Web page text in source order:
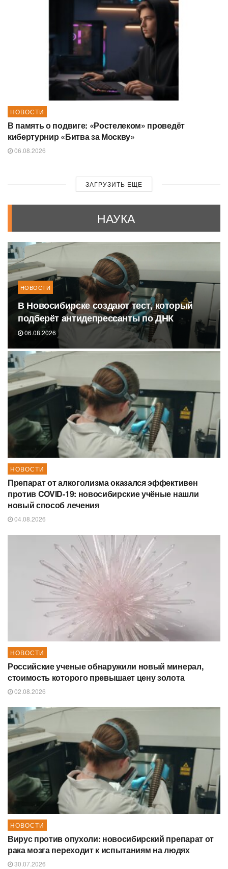
НОВОСТИ
В память о подвиге: «Ростелеком» проведёт
кибертурнир «Битва за Москву»
06.08.2026
ЗАГРУЗИТЬ ЕЩЕ
НАУКА
НОВОСТИ
В Новосибирске создают тест, который
подберёт антидепрессанты по ДНК
06.08.2026
НОВОСТИ
Препарат от алкоголизма оказался эффективен
против COVID-19: новосибирские учёные нашли
новый способ лечения
04.08.2026
НОВОСТИ
Российские ученые обнаружили новый минерал,
стоимость которого превышает цену золота
02.08.2026
НОВОСТИ
Вирус против опухоли: новосибирский препарат от
рака мозга переходит к испытаниям на людях
30.07.2026